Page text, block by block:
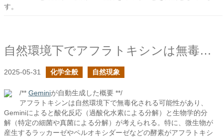
す。
自然環境下でアフラトキシンは無毒化されるか？
2025-05-31 化学全般 自然現象
/** Geminiが自動生成した概要 **/
アフラトキシンは自然環境下で無毒化される可能性があり、
Geminiによると酸化反応（過酸化水素による分解）と生物学的分
解（特定の細菌や真菌による分解）が考えられる。特に、微生物が
産生するラッカーゼやペルオキシダーゼなどの酵素がアフラトキシ